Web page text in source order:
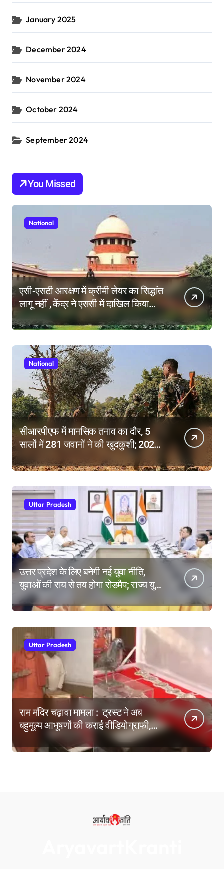
January 2025
December 2024
November 2024
October 2024
September 2024
You Missed
National
एसी-एसटी आरक्षण में क्रीमी लेयर का सिद्धांत
लागू नहीं , केंद्र ने एससी में दाखिल किया
हलफनामा; याचिकाएं खारिज करने की मांग
National
सीआरपीएफ में मानसिक तनाव का दौर, 5
सालों में 281 जवानों ने की खुदकुशी; 2025
Uttar Pradesh
उत्तर प्रदेश के लिए बनेगी नई युवा नीति,
युवाओं की राय से तय होगा रोडमैप; राज्य युवा
आयोग के गठन पर भी मंथन
Uttar Pradesh
राम मंदिर चढ़ावा मामला : ट्रस्ट ने अब
बहुमूल्य आभूषणों की कराई वीडियोग्राफी,
वेबसाइट पर दिखाने की तैयारी